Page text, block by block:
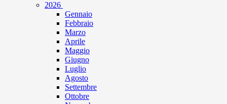
2026
Gennaio
Febbraio
Marzo
Aprile
Maggio
Giugno
Luglio
Agosto
Settembre
Ottobre